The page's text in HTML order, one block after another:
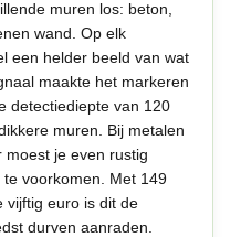
muren los: beton,
wand. Op elk
een helder beeld van wat
maakte het markeren
detectiediepte van 120
muren. Bij metalen
moest je even rustig
voorkomen. Met 149
vijftig euro is dit de
durven aanraden.